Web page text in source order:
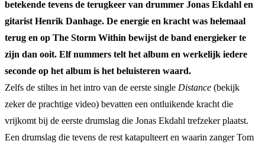
betekende tevens de terugkeer van drummer Jonas Ekdahl en
gitarist Henrik Danhage. De energie en kracht was helemaal
terug en op The Storm Within bewijst de band energieker te
zijn dan ooit. Elf nummers telt het album en werkelijk iedere
seconde op het album is het beluisteren waard.
Zelfs de stiltes in het intro van de eerste single Distance (bekijk
zeker de prachtige video) bevatten een ontluikende kracht die
vrijkomt bij de eerste drumslag die Jonas Ekdahl trefzeker plaatst.
Een drumslag die tevens de rest katapulteert en waarin zanger Tom